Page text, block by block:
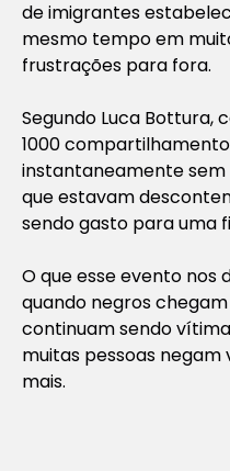
de imigrantes
mesmo tempo em
frustrações para fora.
Segundo Luca Bottura,
1000
instantaneamente sem
que estavam
sendo gasto para uma
O que esse evento nos
quando negros
continuam sendo
muitas pessoas
mais.